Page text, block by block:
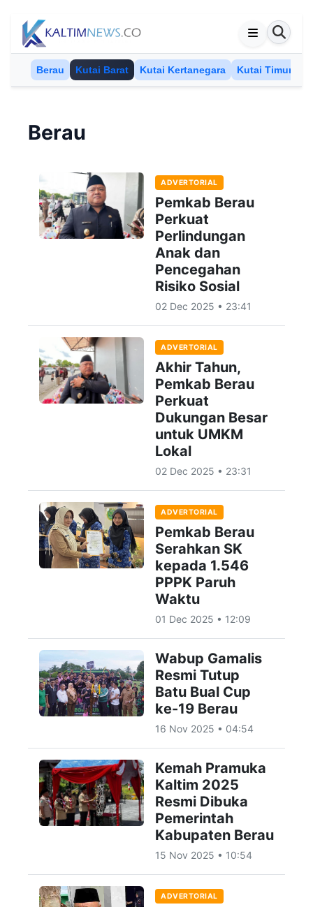
Skip to content
Berau Kutai Barat Kutai Kertanegara Kutai Timur
Berau
ADVERTORIAL
Pemkab Berau
Perkuat
Perlindungan
Anak dan
Pencegahan
Risiko Sosial
02 Dec 2025 • 23:41
ADVERTORIAL
Akhir Tahun,
Pemkab Berau
Perkuat
Dukungan Besar
untuk UMKM
Lokal
02 Dec 2025 • 23:31
ADVERTORIAL
Pemkab Berau
Serahkan SK
kepada 1.546
PPPK Paruh
Waktu
01 Dec 2025 • 12:09
Wabup Gamalis
Resmi Tutup
Batu Bual Cup
ke-19 Berau
16 Nov 2025 • 04:54
Kemah Pramuka
Kaltim 2025
Resmi Dibuka
Pemerintah
Kabupaten Berau
15 Nov 2025 • 10:54
ADVERTORIAL